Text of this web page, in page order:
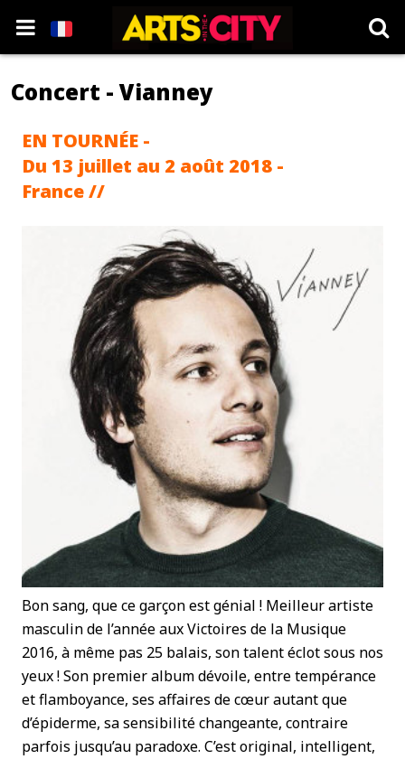
Concert - Vianney
EN TOURNÉE -
Du 13 juillet au 2 août 2018 -
France //
Bon sang, que ce garçon est génial ! Meilleur artiste
masculin de l’année aux Victoires de la Musique
2016, à même pas 25 balais, son talent éclot sous nos
yeux ! Son premier album dévoile, entre tempérance
et flamboyance, ses affaires de cœur autant que
d’épiderme, sa sensibilité changeante, contraire
parfois jusqu’au paradoxe. C’est original, intelligent,